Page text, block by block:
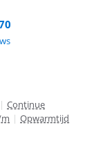
| Continue
| Opwarmtijd